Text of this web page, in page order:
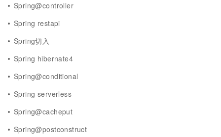
Spring@controller
Spring restapi
Spring切入
Spring hibernate4
Spring@conditional
Spring serverless
Spring@cacheput
Spring@postconstruct